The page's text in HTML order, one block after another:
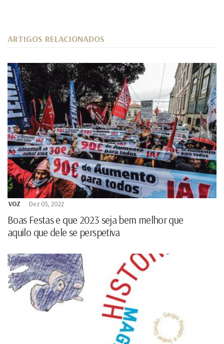
ARTIGOS RELACIONADOS
VOZ Dez 05, 2022
Boas Festas e que 2023 seja bem melhor que
aquilo que dele se perspetiva